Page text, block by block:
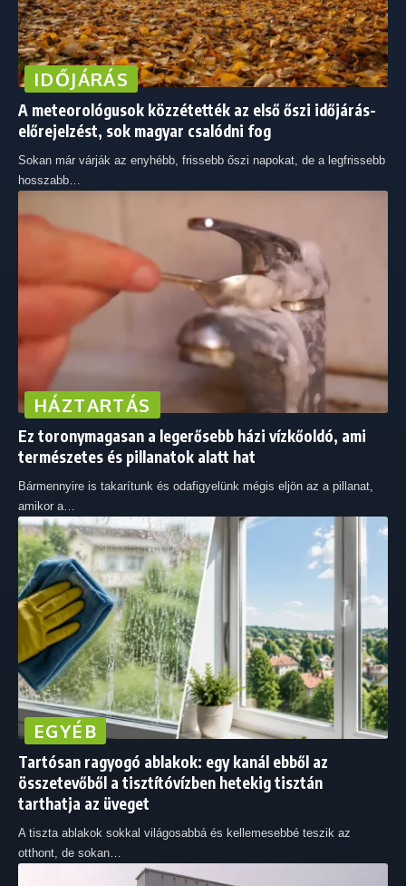
IDŐJÁRÁS
A meteorológusok közzétették az első őszi időjárás-
előrejelzést, sok magyar csalódni fog
Sokan már várják az enyhébb, frissebb őszi napokat, de a legfrissebb
hosszabb…
HÁZTARTÁS
Ez toronymagasan a legerősebb házi vízkőoldó, ami
természetes és pillanatok alatt hat
Bármennyire is takarítunk és odafigyelünk mégis eljön az a pillanat,
amikor a
EGYÉB
Tartósan ragyogó ablakok: egy kanál ebből az
összetevőből a tisztítóvízben hetekig tisztán
tarthatja az üveget
A tiszta ablakok sokkal világosabbá és kellemesebbé teszik az
otthont, de sokan